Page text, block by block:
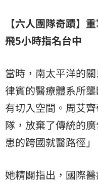
【六人團隊奇蹟】
飛5小時指名台中
當時，南太平洋的
律賓的醫療體系所
有切入空間。周艾
隊，放棄了傳統的
患的跨國就醫路徑」
她精闢指出，國際